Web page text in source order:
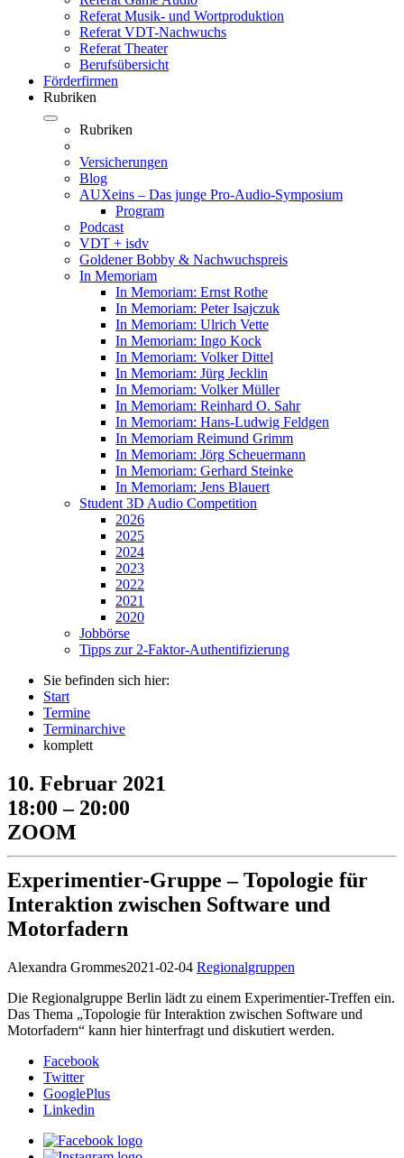
Referat Musik- und Wortproduktion
Referat VDT-Nachwuchs
Referat Theater
Berufsübersicht
Förderfirmen
Rubriken
Rubriken
Versicherungen
Blog
AUXeins – Das junge Pro-Audio-Symposium
Program
Podcast
VDT + isdv
Goldener Bobby & Nachwuchspreis
In Memoriam
In Memoriam: Ernst Rothe
In Memoriam: Peter Isajczuk
In Memoriam: Ulrich Vette
In Memoriam: Ingo Kock
In Memoriam: Volker Dittel
In Memoriam: Jürg Jecklin
In Memoriam: Volker Müller
In Memoriam: Reinhard O. Sahr
In Memoriam: Hans-Ludwig Feldgen
In Memoriam Reimund Grimm
In Memoriam: Jörg Scheuermann
In Memoriam: Gerhard Steinke
In Memoriam: Jens Blauert
Student 3D Audio Competition
2026
2025
2024
2023
2022
2021
2020
Jobbörse
Tipps zur 2-Faktor-Authentifizierung
Sie befinden sich hier:
Start
Termine
Terminarchive
komplett
10. Februar 2021
18:00 – 20:00
ZOOM
Experimentier-Gruppe – Topologie für
Interaktion zwischen Software und
Motorfadern
Alexandra Grommes2021-02-04 Regionalgruppen
Die Regionalgruppe Berlin lädt zu einem Experimentier-Treffen ein.
Das Thema „Topologie für Interaktion zwischen Software und
Motorfadern“ kann hier hinterfragt und diskutiert werden.
Facebook
Twitter
GooglePlus
Linkedin